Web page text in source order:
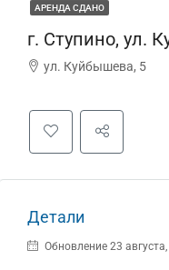
АРЕНДА СДАНО
г. Ступино, ул.
ул. Куйбышева, 5
Детали
Обновление 23